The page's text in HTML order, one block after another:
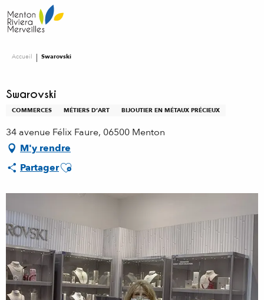
au
contenu
Accueil Swarovski
Swarovski
COMMERCES MÉTIERS D’ART BIJOUTIER EN MÉTAUX PRÉCIEUX
34 avenue Félix Faure, 06500 Menton
M'y rendre
PartagerAjouter aux favoris